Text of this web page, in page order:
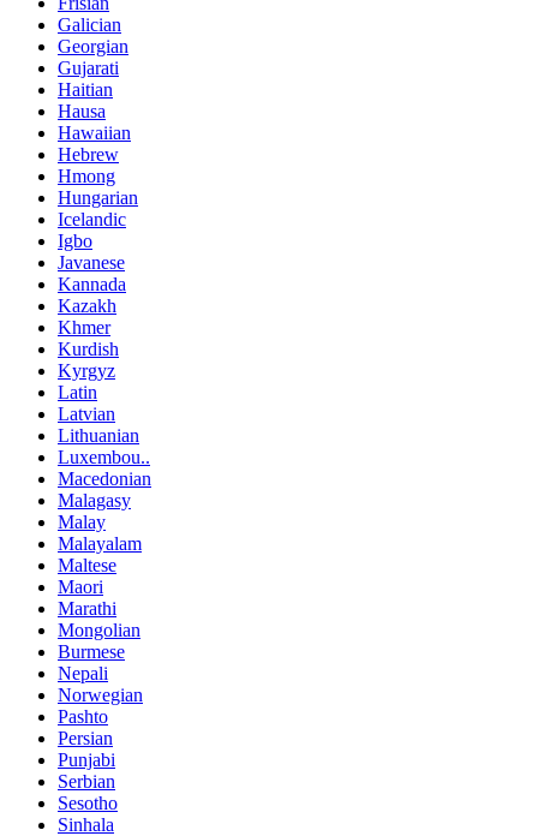
Galician
Georgian
Gujarati
Haitian
Hausa
Hawaiian
Hebrew
Hmong
Hungarian
Icelandic
Igbo
Javanese
Kannada
Kazakh
Khmer
Kurdish
Kyrgyz
Latin
Latvian
Lithuanian
Luxembou..
Macedonian
Malagasy
Malay
Malayalam
Maltese
Maori
Marathi
Mongolian
Burmese
Nepali
Norwegian
Pashto
Persian
Punjabi
Serbian
Sesotho
Sinhala